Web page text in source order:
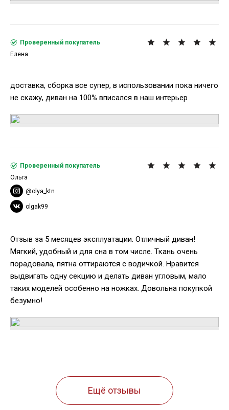
доставка, сборка все супер, в использовании пока ничего
не скажу, диван на 100% вписался в наш интерьер
Проверенный покупатель
Елена
Отзыв за 5 месяцев эксплуатации. Отличный диван!
Мягкий, удобный и для сна в том числе. Ткань очень
порадовала, пятна оттираются с водичкой. Нравится
выдвигать одну секцию и делать диван угловым, мало
таких моделей особенно на ножках. Довольна покупкой
безумно!
Проверенный покупатель
Ольга
@olya_ktn
olgak99
Ещё отзывы